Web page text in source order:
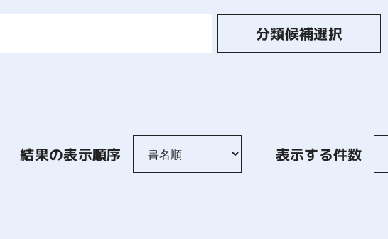
分類候補選択
結果の表示順序 表示する件数